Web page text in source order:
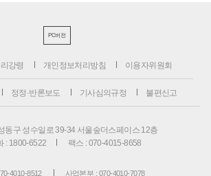
PC버전
강령 개인정보처리방침 이용자위원회
정정·반론보도 기사심의규정 불편신고
동구 성수일로 39-34 서울숲더스페이스 12층
: 1800-6522
팩스 : 070-4015-8658
4010-8512 사업본부 : 070-4010-7078